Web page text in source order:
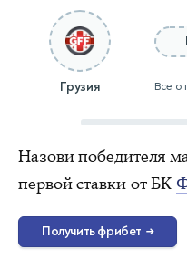
Грузия Всего
Назови победителя
первой ставки от БК
Получить фрибет →